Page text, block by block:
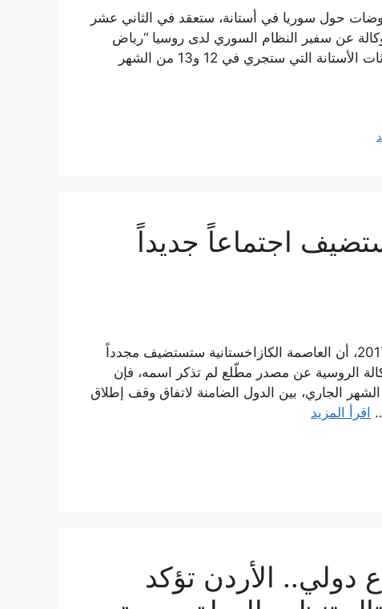
حول سوريا في أستانة، ستعقد في الثاني عشر
عن سفير النظام السوري لدى روسيا “رياض
حداد” قوله: “أن سوريا تلقت دعوة للمشاركة في محادثات الأستانة التي ستجري في 12 و13 من الشهر
اجتماعاً جديداً
أعلنت وكالة إنترفاكس الروسية الأربعاء 1 آذار/مارس 2017، أن العاصمة الكازاخستانية ستستضيف مجدداً
الروسية عن مصدر مطّلع لم تذكر اسمه، فإن
الجديد سيعقد في مدينة أستانة، بتاريخ 14 من الشهر الجاري، بين الدول الضامنة لاتفاق وقف إطلاق
اقرأ المزيد
دولي.. الأردن تؤكد